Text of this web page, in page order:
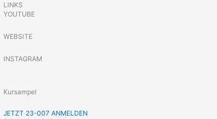
LINKS
YOUTUBE
WEBSITE
INSTAGRAM
Kursampel
JETZT 23-007 ANMELDEN